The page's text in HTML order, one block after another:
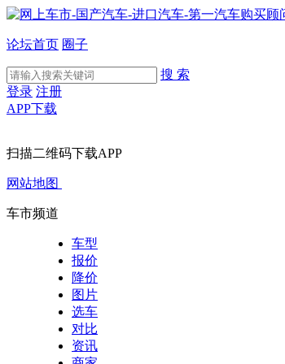
论坛首页 圈子
搜 索
登录 注册
APP下载
扫描二维码下载APP
网站地图
车市频道
车型
报价
降价
图片
选车
对比
资讯